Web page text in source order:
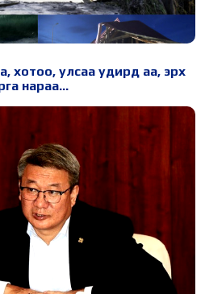
хотоо, улсаа удирд аа, эрх
нараа...